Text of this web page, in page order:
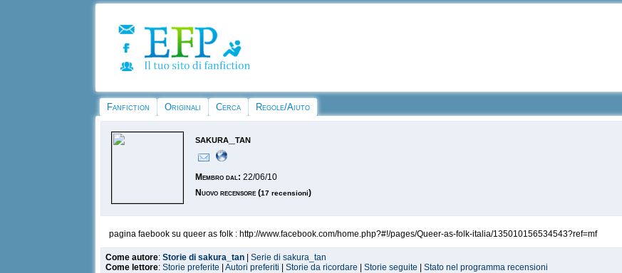
Fanfiction Originali Cerca Regole/Aiuto
sakura_tan
Membro dal: 22/06/10
Nuovo recensore (17 recensioni)
pagina faebook su queer as folk : http://www.facebook.com/home.php?#!/pages/Queer-as-folk-italia/135010156534543?ref=mf
Come autore:Storie di sakura_tan |Serie di sakura_tan
Come lettore:Storie preferite |Autori preferiti |Storie da ricordare |Storie seguite |Stato nel programma recensioni